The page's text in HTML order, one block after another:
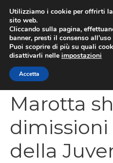
contenuto
Marotta
dimissioni
della
Utilizziamo i cookie per offrirti
sito web.
Cliccando sulla pagina,
banner, presti il consenso
Puoi scoprire di più su quali
disattivarli nelle impostazioni
Accetta